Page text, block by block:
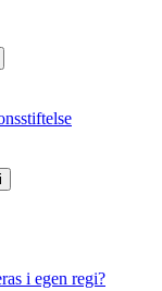
i egen regi?